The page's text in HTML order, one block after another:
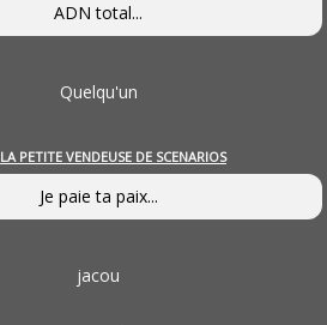
ADN total...
Quelqu'un
LA PETITE VENDEUSE DE SCENARIOS
Je paie ta paix...
jacou